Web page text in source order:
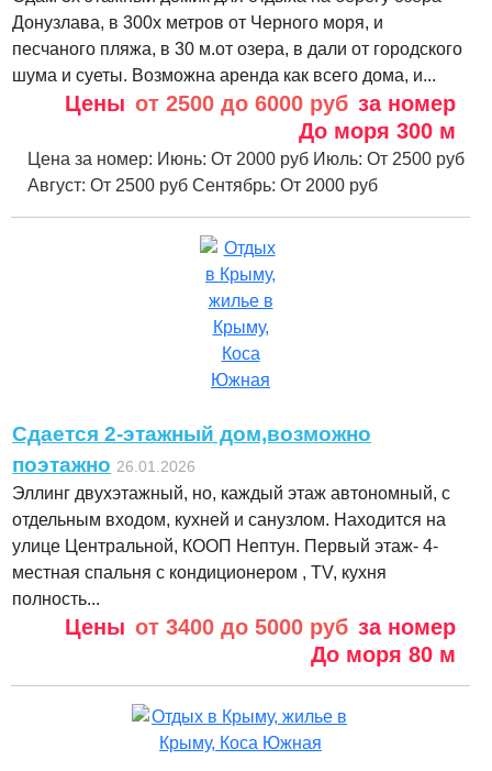
Донузлава, в 300х метров от Черного моря, и
песчаного пляжа, в 30 м.от озера, в дали от городского
шума и суеты. Возможна аренда как всего дома, и...
Цены от 2500 до 6000 руб за номер
До моря 300 м
Цена за номер: Июнь: От 2000 руб Июль: От 2500 руб
Август: От 2500 руб Сентябрь: От 2000 руб
Сдается 2-этажный дом,возможно
поэтажно 26.01.2026
Эллинг двухэтажный, но, каждый этаж автономный, с
отдельным входом, кухней и санузлом. Находится на
улице Центральной, КООП Нептун. Первый этаж- 4-
местная спальня с кондиционером , TV, кухня
полность...
Цены от 3400 до 5000 руб за номер
До моря 80 м